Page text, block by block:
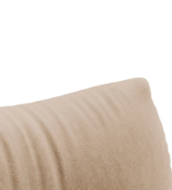
Bydlení a doplňky/Micadoni